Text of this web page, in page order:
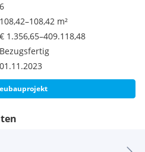
6
108,42–108,42 m²
€ 1.356,65–409.118,48
Bezugsfertig
01.11.2023